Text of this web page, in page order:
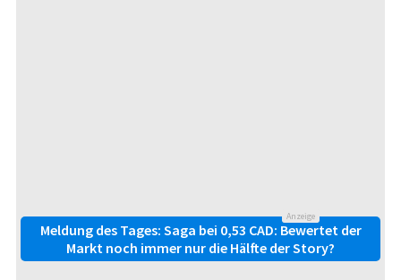
Anzeige
Meldung des Tages: Saga bei 0,53 CAD: Bewertet der
Markt noch immer nur die Hälfte der Story?